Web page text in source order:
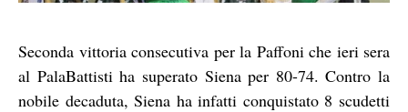
Seconda vittoria consecutiva per la Paffoni che ieri sera
al PalaBattisti ha superato Siena per 80-74. Contro la
nobile decaduta, Siena ha infatti conquistato 8 scudetti